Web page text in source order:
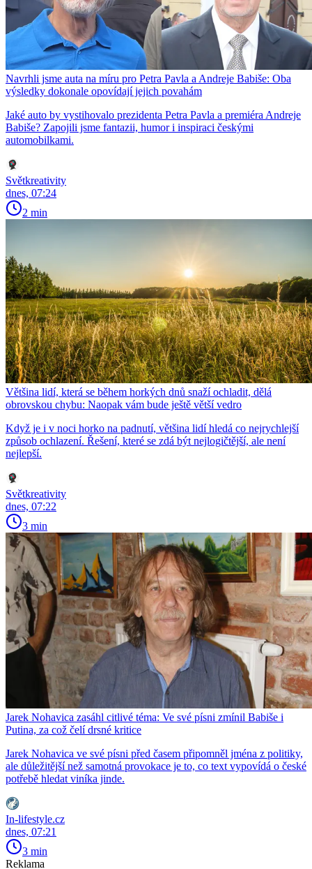
Navrhli jsme auta na míru pro Petra Pavla a Andreje Babiše: Oba
výsledky dokonale opovídají jejich povahám
Jaké auto by vystihovalo prezidenta Petra Pavla a premiéra Andreje
Babiše? Zapojili jsme fantazii, humor i inspiraci českými
automobilkami.
Světkreativity
dnes, 07:24
2 min
Většina lidí, která se během horkých dnů snaží ochladit, dělá
obrovskou chybu: Naopak vám bude ještě větší vedro
Když je i v noci horko na padnutí, většina lidí hledá co nejrychlejší
způsob ochlazení. Řešení, které se zdá být nejlogičtější, ale není
nejlepší.
Světkreativity
dnes, 07:22
3 min
Jarek Nohavica zasáhl citlivé téma: Ve své písni zmínil Babiše i
Putina, za což čelí drsné kritice
Jarek Nohavica ve své písni před časem připomněl jména z politiky,
ale důležitější než samotná provokace je to, co text vypovídá o české
potřebě hledat viníka jinde.
In-lifestyle.cz
dnes, 07:21
3 min
Reklama